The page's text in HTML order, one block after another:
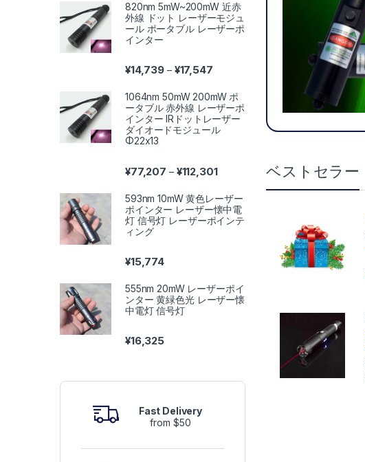
ベストセラー
820nm 5mW~200mW 近赤
外線 ドット レーザーモジュ
ール ポータブル レーザーポ
インター
¥14,739 – ¥17,547価格帯: ¥14,739 – ¥17,547
1064nm 50mW 200mW ポ
ータブル 赤外線 レーザーポ
インター IRドットレーザー
ダイオードモジュール
Φ22x13
¥77,207 – ¥112,301価格帯: ¥77,207 – ¥112,301
593nm 10mW 黄色レーザー
ポインター レーザー懐中電
灯 信号灯 レーザーポインテ
ィング
¥15,774
555nm 20mW レーザーポイ
ンター 黄緑色光 レーザー懐
中電灯 信号灯
¥16,325
Fast Delivery
from $50